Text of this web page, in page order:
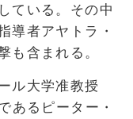
ている。その中
導者アヤトラ・
も含まれる。
ル大学准教授
あるピーター・